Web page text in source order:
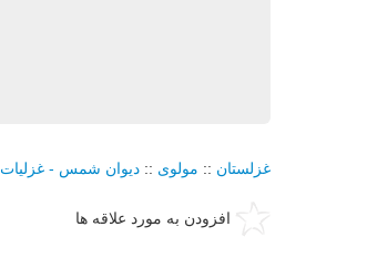
غزلستان :: مولوی :: دیوان شمس - غزلیات
افزودن به مورد علاقه ها